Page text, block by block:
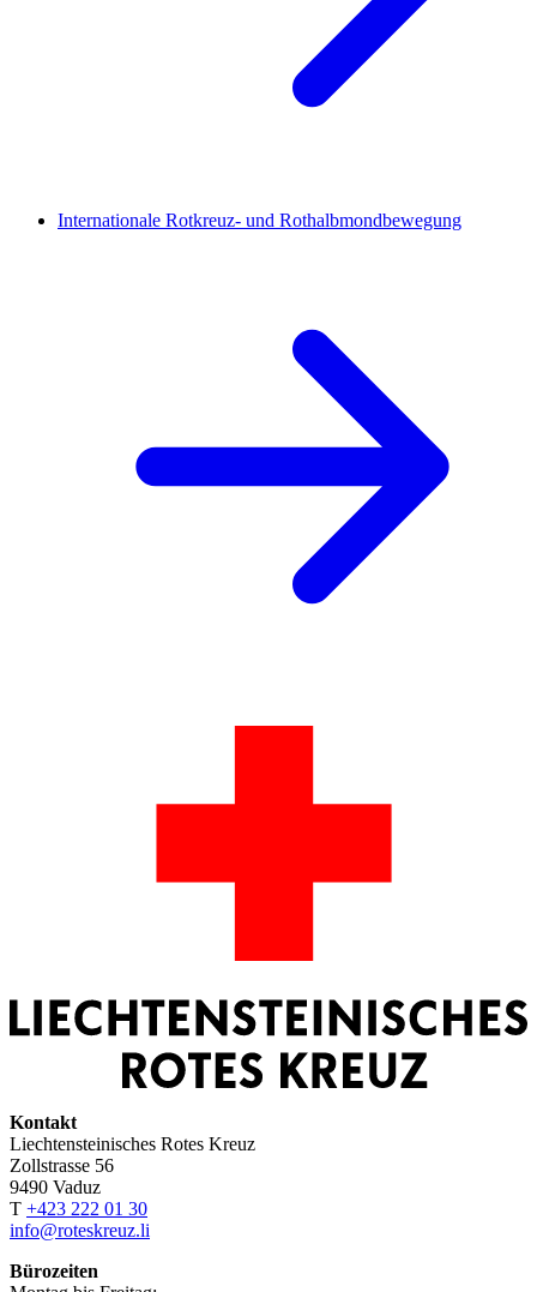
Internationale Rotkreuz- und Rothalbmondbewegung
Kontakt
Liechtensteinisches Rotes Kreuz
Zollstrasse 56
9490 Vaduz
T +423 222 01 30
info@roteskreuz.li
Bürozeiten